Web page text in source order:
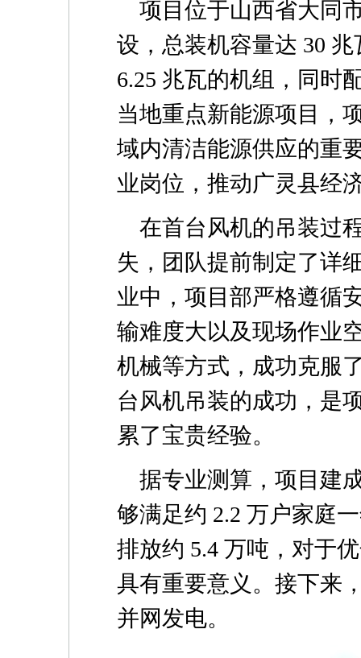
项目位于山西省大同
设，总装机容量达 30
6.25 兆瓦的机组，同时
当地重点新能源项目，
域内清洁能源供应的重
业岗位，推动广灵县经
在首台风机的吊装过
失，团队提前制定了详
业中，项目部严格遵循
输难度大以及现场作业
机械等方式，成功克服
台风机吊装的成功，是
累了宝贵经验。
据专业测算，项目建
够满足约 2.2 万户家庭
排放约 5.4 万吨，对于
具有重要意义。接下来
并网发电。